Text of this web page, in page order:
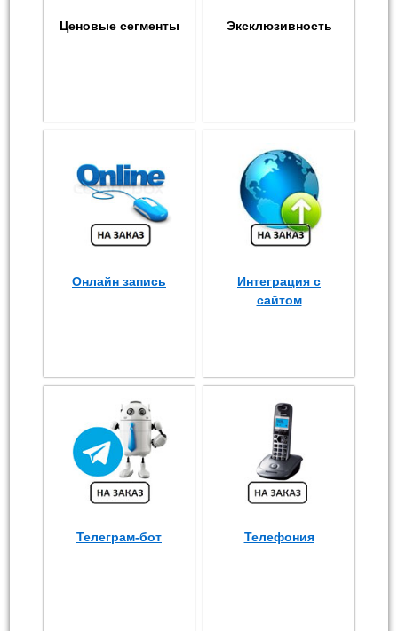
Ценовые сегменты Эксклюзивность
Онлайн запись
Интеграция с
сайтом
Телеграм-бот Телефония